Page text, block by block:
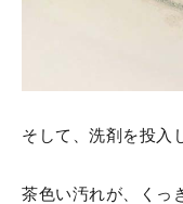
そして、洗剤を投入
茶色い汚れが、くっ